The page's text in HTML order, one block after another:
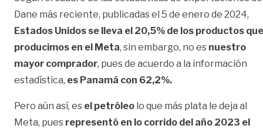
Dane más reciente, publicadas el 5 de enero de 2024,
Estados Unidos se lleva el 20,5% de los productos que
producimos en el Meta, sin embargo, no es nuestro
mayor comprador, pues de acuerdo a la información
estadística, es Panamá con 62,2%.
Pero aún así, es el petróleo lo que más plata le deja al
Meta, pues representó en lo corrido del año 2023 el